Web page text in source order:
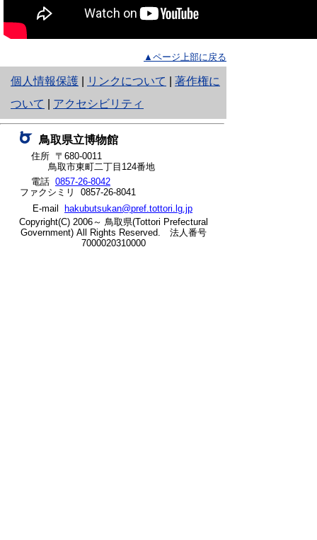
▲ページ上部に戻る
個人情報保護
と
り
ネ
ッ
ト
へ
の
リンクについて
著作権に
ついて
アクセシビリティ
鳥取県立博物館
住所 〒680-0011
鳥取市東町二丁目124番地
電話 0857-26-8042
ファクシミリ 0857-26-8041
E-mail
hakubutsukan@pref.tottori.lg.jp
Copyright(C) 2006～ 鳥取県(Tottori Prefectural
Government) All Rights Reserved. 法人番号
7000020310000